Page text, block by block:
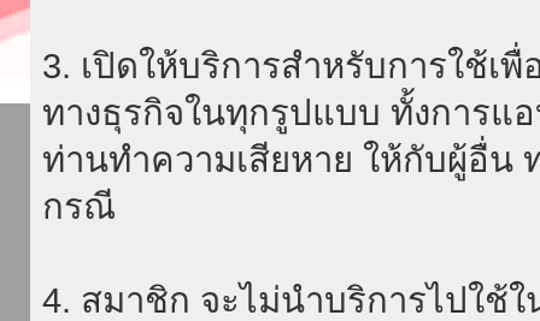
3. เปิดให้บริการสำหรับการใช้เ
ทางธุรกิจในทุกรูปแบบ ทั้งการแ
ท่านทำความเสียหาย ให้กับผู้อื่น
กรณี
4. สมาชิก จะไม่นำบริการไปใช้